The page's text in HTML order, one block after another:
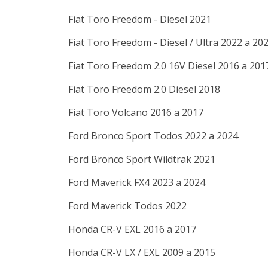
Fiat Toro Freedom - Diesel 2021
Fiat Toro Freedom - Diesel / Ultra 2022 a
Fiat Toro Freedom 2.0 16V Diesel 2016 a
Fiat Toro Freedom 2.0 Diesel 2018
Fiat Toro Volcano 2016 a 2017
Ford Bronco Sport Todos 2022 a 2024
Ford Bronco SportWildtrak 2021
Ford Maverick FX4 2023 a 2024
Ford Maverick Todos 2022
Honda CR-V EXL 2016 a 2017
Honda CR-V LX / EXL 2009 a 2015